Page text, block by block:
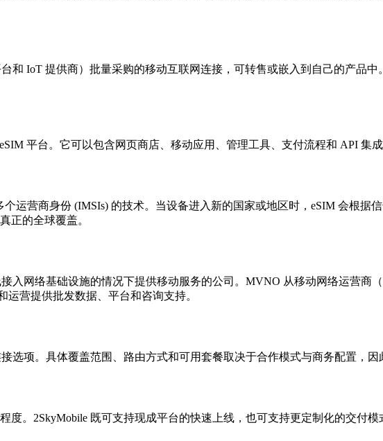
和 IoT 提供商）批量采购的移动互联网连接，可转售或嵌入到自己的产品
平台。它可以包含网页商店、移动应用、管理工具、支付流程和 API 集
运营商身份 (IMSIs) 的技术。当设备进入新的国家或地区时，eSIM 会根据
正的全球覆盖。
入网络基础设施的情况下提供移动服务的公司。MVNO 从移动网络运营商
运营提供批发数据、平台和咨询支持。
选项。具体覆盖范围、路由方式和可用套餐取决于合作模式与商务配置，因
度。2SkyMobile 既可支持现成平台的快速上线，也可支持更定制化的交付模